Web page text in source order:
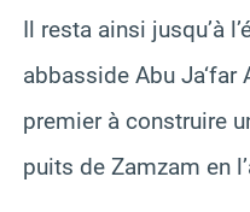
Il resta ainsi jusqu’à
abbasside Abu Ja‘far
premier à construire
puits de Zamzam en